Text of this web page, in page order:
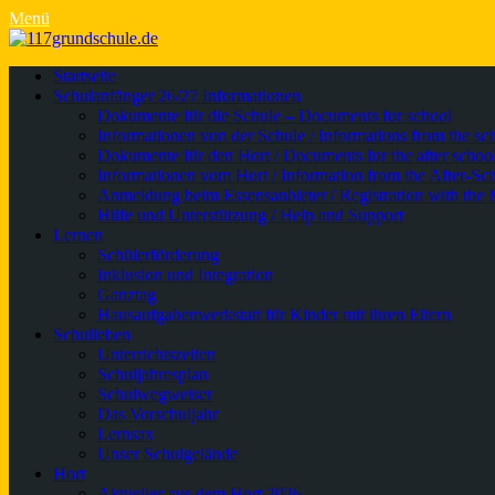
Menü
Primäres
Menü
Zum
Inhalt
Startseite
Schulanfänger 26/27 Informationen
Dokumente für die Schule – Documents for school
Informationen von der Schule / Informations from the
Dokumente für den Hort / Documents for the after
Informationen vom Hort / Information from the After-
Anmeldung beim Essensanbieter / Registration with the
Hilfe und Unterstützung / Help and Support
Lernen
Schülerförderung
Inklusion und Integration
Ganztag
Hausaufgabenwerkstatt für Kinder mit ihren Eltern
Schulleben
Unterrichtszeiten
Schuljahresplan
Schulwegweiser
Das Vorschuljahr
Lernsax
Unser Schulgelände
Hort